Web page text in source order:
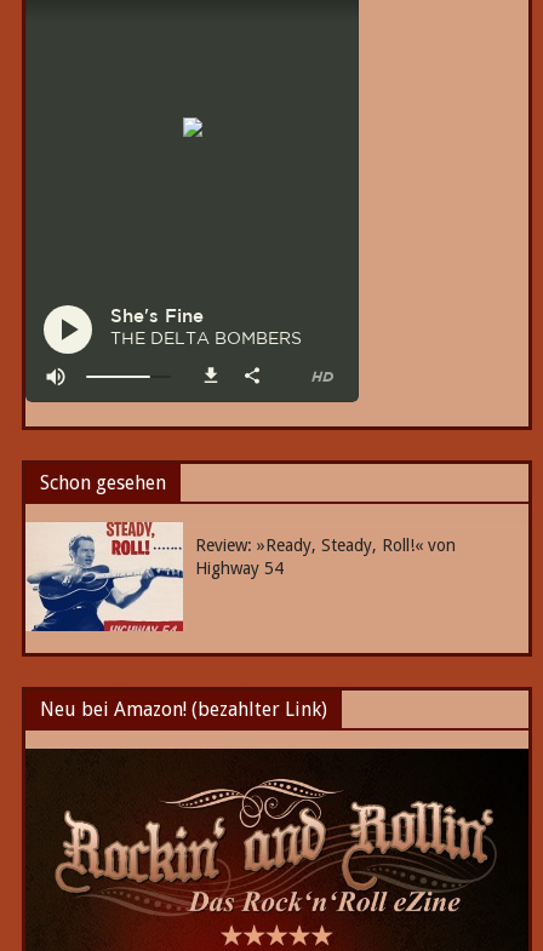
Schon gesehen
Review: »Ready, Steady, Roll!« von
Highway 54
Neu bei Amazon! (bezahlter Link)